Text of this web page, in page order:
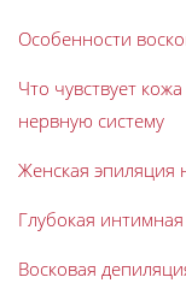
Особенности
Что чувствует
нервную систему
Женская эпиляция
Глубокая
Восковая